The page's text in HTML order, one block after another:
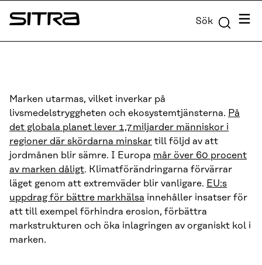
Skip to
content
Sitra Sök Meny
Marken utarmas, vilket inverkar på
livsmedelstryggheten och ekosystemtjänsterna. På
det globala planet lever 1,7 miljarder människor i
regioner där skördarna minskar till följd av att
jordmånen blir sämre. I Europa mår över 60 procent
av marken dåligt. Klimatförändringarna förvärrar
läget genom att extremväder blir vanligare. EU:s
uppdrag för bättre markhälsa innehåller insatser för
att till exempel förhindra erosion, förbättra
markstrukturen och öka inlagringen av organiskt kol i
marken.